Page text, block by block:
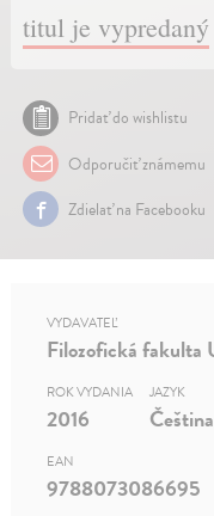
titul je vypredaný
Pridať do wishlistu
Odporučiť známemu
Zdielať na Facebooku
VYDAVATEĽ
Filozofická fakulta
ROK VYDANIA
2016
JAZYK
Čeština
EAN
9788073086695